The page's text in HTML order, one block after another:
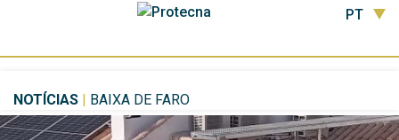
PT
NOTÍCIAS | BAIXA DE FARO